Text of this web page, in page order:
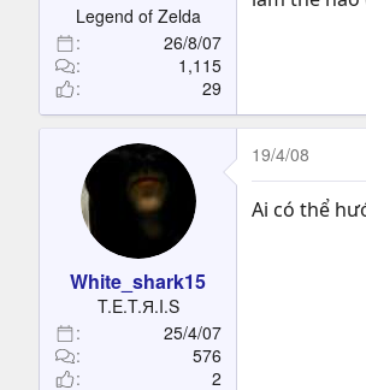
Legend of Zelda
26/8/07
1,115
29
White_shark15
T.E.T.Я.I.S
25/4/07
576
2
19/4/08
Ai có thể